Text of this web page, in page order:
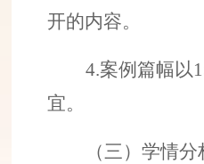
开的内容。
4.案例篇幅以
宜。
（三）学情